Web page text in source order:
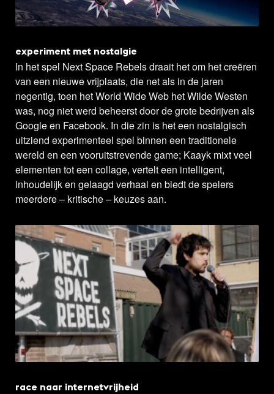
experiment met nostalgie
In het spel Next Space Rebels draait het om het creëren
van een nieuwe vrijplaats, die net als in de jaren
negentig, toen het World Wide Web het Wilde Westen
was, nog niet werd beheerst door de grote bedrijven als
Google en Facebook. In die zin is het een nostalgisch
uitziend experimenteel spel binnen een traditionele
wereld en een vooruitstrevende game; Kaayk mixt veel
elementen tot een collage, vertelt een intelligent,
inhoudelijk en gelaagd verhaal en biedt de spelers
meerdere – kritische – keuzes aan.
race naar internetvrijheid